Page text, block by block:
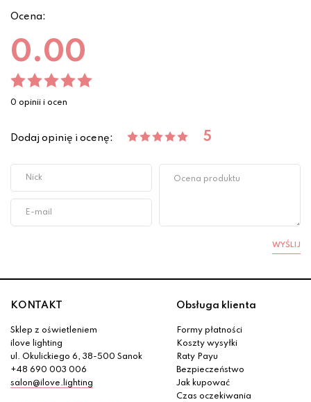
Ocena:
0.00
0 opinii i ocen
Dodaj opinię i ocenę: 5
WYŚLIJ
KONTAKT
Sklep z oświetleniem
ilove lighting
ul. Okulickiego 6, 38-500 Sanok
+48 690 003 006
salon@ilove.lighting
Obsługa klienta
Formy płatności
Koszty wysyłki
Raty Payu
Bezpieczeństwo
Jak kupować
Czas oczekiwania